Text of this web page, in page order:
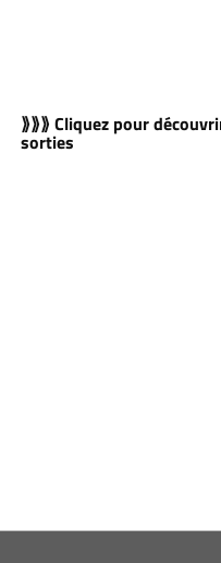
⟫⟫⟫ Cliquez pour
sorties